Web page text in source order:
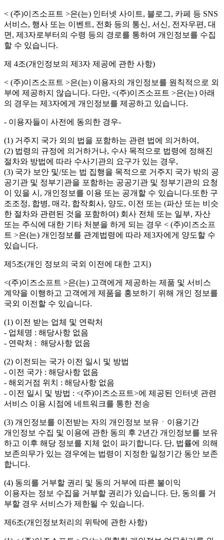
< (주)이즈소프트 >은(는) 인터넷 사이트, 블로그, 카페 등 SNS
서비스, 행사 또는 이벤트, 전화 등의 통신, 서신, 전자우편, 대
면, 제3자로부터의 수령 등의 경로를 통하여 개인정보를 수집
할 수 있습니다.
제 4조(개인정보의 제3자 제공에 관한 사항)
< (주)이즈소프트 >은(는) 이용자의 개인정보를 원칙적으로 외
부에 제공하지 않습니다. 다만, <(주)이즈소프트 >은(는) 아래
의 경우는 제3자에게 개인정보를 제공하고 있습니다.
- 이용자들이 사전에 동의한 경우-
(1) 거주지 국가 외의 법을 포함하는 관련 법에 의거하여,
(2) 법령의 규정에 의거하거나, 수사 목적으로 법령에 정해진
절차와 방법에 따라 수사기관의 요구가 있는 경우,
(3) 국가 보안 및/또는 법 집행을 목적으로 거주지 국가 밖의 공
공기관 및 정부기관을 포함하는 공공기관 및 정부기관의 요청
이 있을 시, 개인정보를 이용 또는 공개할 수 있습니다.또한 구
조조정, 합병, 매각, 합작회사, 양도, 이전 또는 (파산 또는 비슷
한 절차와 관련된 것을 포함하여) 회사 전체 또는 일부, 자산
또는 주식에 대한 기타 처분을 하게 되는 경우 < (주)이즈소프
트 >은(는) 개인정보를 관계법령에 따라 제3자에게 양도할 수
있습니다.
제5조(개인 정보의 국외 이전에 대한 고지)
<(주)이즈소프트 >은(는) 고객에게 제공하는 제품 및 서비스
계약을 이행하고 고객에게 제품을 홍보하기 위해 개인 정보를
국외 이전할 수 있습니다.
(1) 이전 받는 업체 및 연락처
- 업체명 : 해당사항 없음
- 연락처 : 해당사항 없음
(2) 이전되는 국가 이전 일시 및 방법
- 이전 국가 : 해당사항 없음
- 해외거점 위치 : 해당사항 없음
- 이전 일시 및 방법 : <(주)이즈소프트>에 제공된 인터넷 관련
서비스 이용 시점에 네트워크를 통한 전송
(3) 개인정보를 이전받는 자의 개인정보 보유ㆍ이용기간
개인정보 수집 및 이용에 관한 동의 후 2년간 개인정보를 보유
하고 이후 해당 정보를 지체 없이 파기합니다. 단, 법률에 의해
보존의무가 있는 경우에는 법령이 지정한 일정기간 동안 보존
합니다.
(4) 동의를 거부할 권리 및 동의 거부에 따른 불이익
이용자는 정보 수집을 거부할 권리가 있습니다. 단, 동의를 거
부할 경우 서비스가 제한될 수 있습니다.
제6조(개인정보처리의 위탁에 관한 사항)